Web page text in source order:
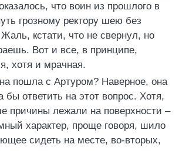
что воин из прошлого в
грозному ректору шею без
кстати, что не свернул, но
Вот и все, в принципе,
хотя и мрачная.
пошла с Артуром? Наверное, она
бы ответить на этот вопрос. Хотя,
причины лежали на поверхности –
характер, проще говоря, шило
сидеть на месте, во-вторых,